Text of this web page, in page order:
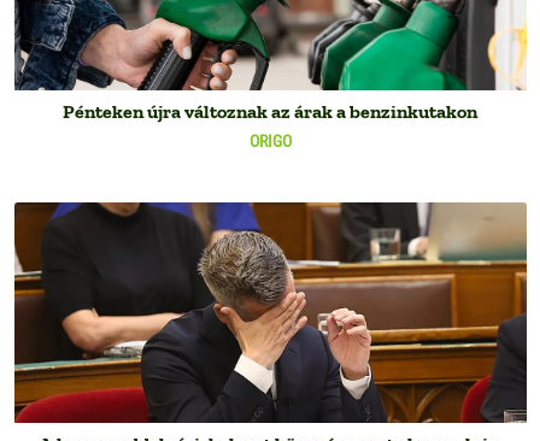
ORIGO
Pénteken újra változnak az árak a benzinkutakon